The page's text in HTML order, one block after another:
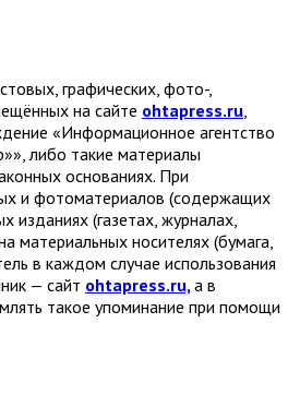
графических, фото-,
на сайте ohtapress.ru,
«Информационное агентство
либо такие материалы
основаниях. При
и фотоматериалов (содержащих
изданиях (газетах, журналах,
материальных носителях (бумага,
в каждом случае использования
— сайт ohtapress.ru, а в
такое упоминание при помощи